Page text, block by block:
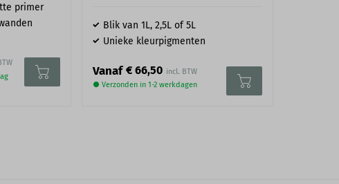
primer
Blik van 1L, 2,5L of 5L
Unieke kleurpigmenten
Vanaf € 66,50
● Verzonden in 1-2 werkdagen